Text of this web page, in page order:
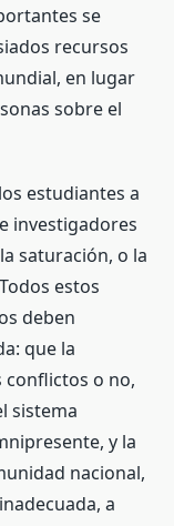
se
recursos
en lugar
sobre el
estudiantes a
investigadores
saturación, o la
estos
deben
que la
conflictos o no,
sistema
y la
nacional,
a